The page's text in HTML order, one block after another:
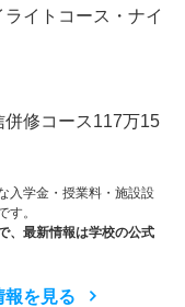
イトコース・ナイ
修コース117万15
入学金・授業料・施設設
す。
、最新情報は学校の公式
報を見る